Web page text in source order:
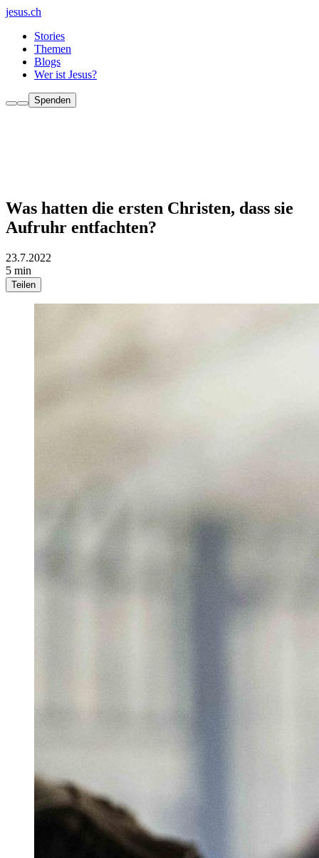
jesus.ch
Stories
Themen
Blogs
Wer ist Jesus?
Spenden
Was hatten die ersten Christen, dass sie
Aufruhr entfachten?
23.7.2022
5 min
Teilen